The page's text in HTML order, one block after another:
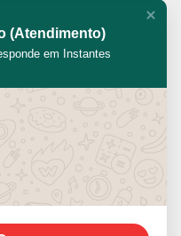
(Atendimento)
em Instantes